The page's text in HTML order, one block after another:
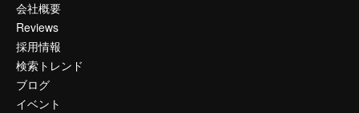
会社概要
Reviews
採用情報
検索トレンド
ブログ
イベント